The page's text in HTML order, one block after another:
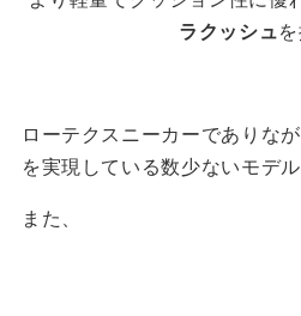
ラクッシュを
ローテクスニーカーでありな
を実現している数少ないモデル
また、